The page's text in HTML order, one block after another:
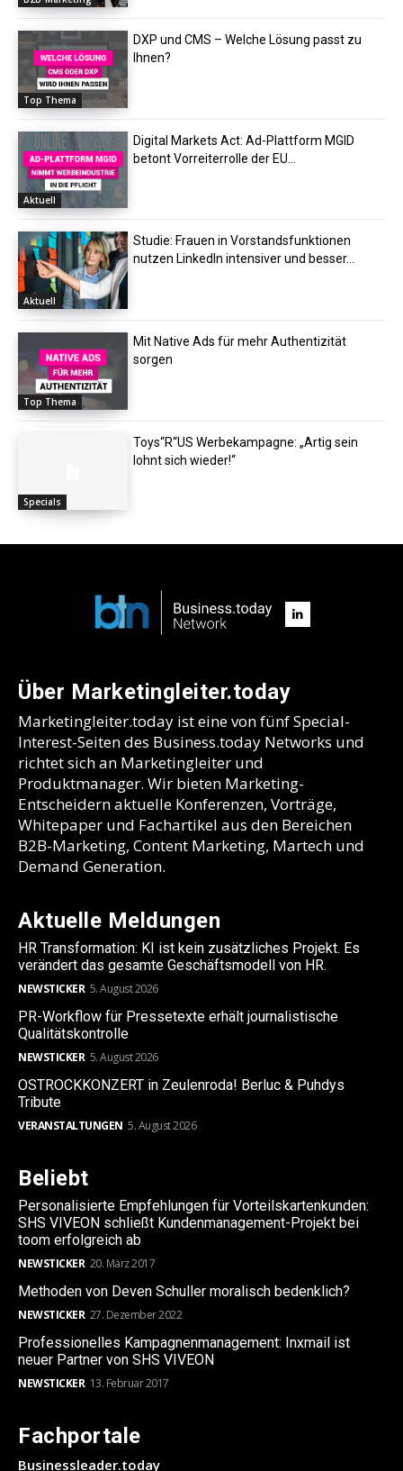
Top Thema
DXP und CMS – Welche Lösung passt zu
Ihnen?
Aktuell
Digital Markets Act: Ad-Plattform MGID
betont Vorreiterrolle der EU...
Aktuell
Studie: Frauen in Vorstandsfunktionen
nutzen LinkedIn intensiver und besser...
Top Thema
Mit Native Ads für mehr Authentizität
sorgen
Specials
Toys“R“US Werbekampagne: „Artig sein
lohnt sich wieder!“
Über Marketingleiter.today
Marketingleiter.today ist eine von fünf Special-
Interest-Seiten des Business.today Networks und
richtet sich an Marketingleiter und
Produktmanager. Wir bieten Marketing-
Entscheidern aktuelle Konferenzen, Vorträge,
Whitepaper und Fachartikel aus den Bereichen
B2B-Marketing, Content Marketing, Martech und
Demand Generation.
Aktuelle Meldungen
HR Transformation: KI ist kein zusätzliches Projekt. Es
verändert das gesamte Geschäftsmodell von HR.
NEWSTICKER 5. August 2026
PR-Workflow für Pressetexte erhält journalistische
Qualitätskontrolle
NEWSTICKER 5. August 2026
OSTROCKKONZERT in Zeulenroda! Berluc & Puhdys
Tribute
VERANSTALTUNGEN 5. August 2026
Beliebt
Personalisierte Empfehlungen für Vorteilskartenkunden:
SHS VIVEON schließt Kundenmanagement-Projekt bei
toom erfolgreich ab
NEWSTICKER 20. März 2017
Methoden von Deven Schuller moralisch bedenklich?
NEWSTICKER 27. Dezember 2022
Professionelles Kampagnenmanagement: Inxmail ist
neuer Partner von SHS VIVEON
NEWSTICKER 13. Februar 2017
Fachportale
Businessleader.today